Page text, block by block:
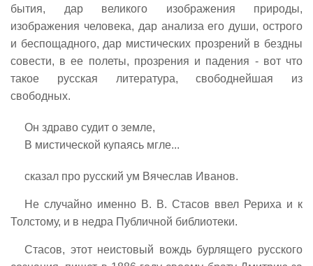
бытия, дар великого изображения природы,
изображения человека, дар анализа его души, острого
и беспощадного, дар мистических прозрений в бездны
совести, в ее полеты, прозрения и падения - вот что
такое русская литература, свободнейшая из
свободных.
Он здраво судит о земле,
В мистической купаясь мгле...
сказал про русский ум Вячеслав Иванов.
Не случайно именно В. В. Стасов ввел Рериха и к
Толстому, и в недра Публичной библиотеки.
Стасов, этот неистовый вождь бурлящего русского